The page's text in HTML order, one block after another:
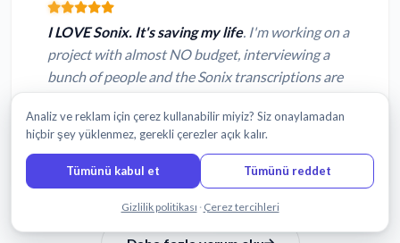
I LOVE Sonix. It's saving my life. I'm working on a
project with almost NO budget, interviewing a
bunch of people and the Sonix transcriptions are
NS Nelson S.
Brooklyn, NY USA
Bizimle sohbet edin
Analiz ve reklam için çerez kullanabilir miyiz? Siz onaylamadan
hiçbir şey yüklenmez, gerekli çerezler açık kalır.
Tümünü kabul et Tümünü reddet
Gizlilik politikası · Çerez tercihleri